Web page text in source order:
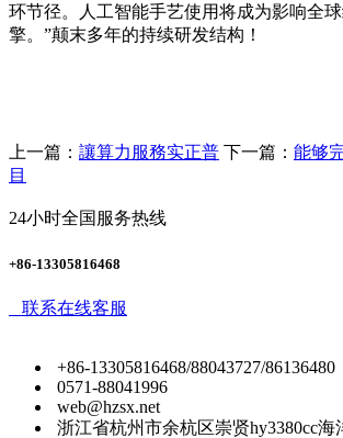
环节径。人工智能手艺使用将成为影响全球
擎。”颠末多年的持续研发结构！
上一篇： 讓算力服務实正普 下一篇： 能够
目
24小时全国服务热线
+86-13305816468
联系在线客服
+86-13305816468/88043727/86136480
0571-88041996
web@hzsx.net
浙江省杭州市余杭区崇贤hy3380cc海